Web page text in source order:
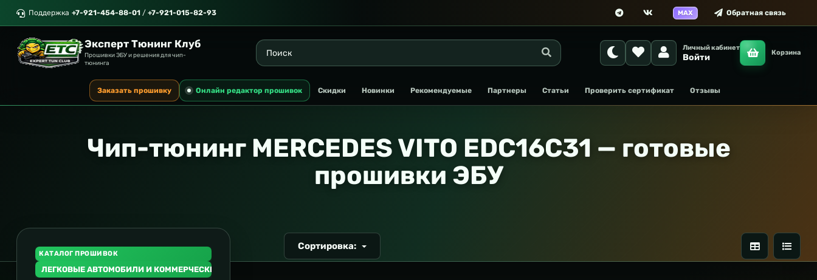
Поддержка +7-921-454-88-01 / +7-921-015-82-93 MAX Обратная связь
Эксперт Тюнинг Клуб
Прошивки ЭБУ и решения для чип-
тюнинга
Личный кабинет
Войти Корзина
Заказать прошивку Онлайн редактор прошивок Скидки Новинки Рекомендуемые Партнеры Статьи Проверить сертификат Отзывы
Чип-тюнинг MERCEDES VITO EDC16C31 — готовые
прошивки ЭБУ
КАТАЛОГ ПРОШИВОК
ЛЕГКОВЫЕ АВТОМОБИЛИ И КОММЕРЧЕСКИЙ ТРАНСПОРТ
Сортировка: